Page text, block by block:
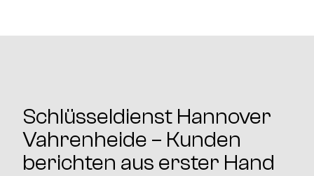
Schlüsseldienst Hannover
Vahrenheide – Kunden
berichten aus erster Hand